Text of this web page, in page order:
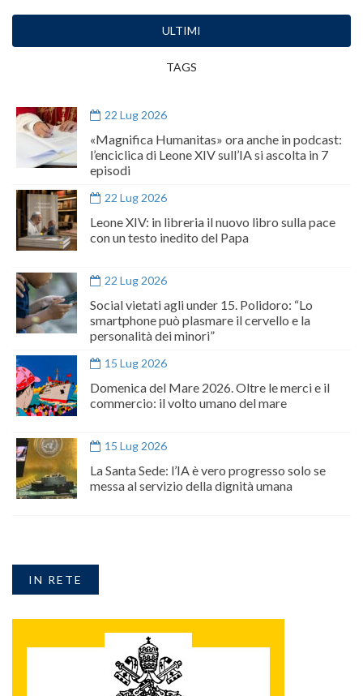
ULTIMI
TAGS
22 Lug 2026
«Magnifica Humanitas» ora anche in podcast:
l’enciclica di Leone XIV sull’IA si ascolta in 7
episodi
22 Lug 2026
Leone XIV: in libreria il nuovo libro sulla pace
con un testo inedito del Papa
22 Lug 2026
Social vietati agli under 15. Polidoro: “Lo
smartphone può plasmare il cervello e la
personalità dei minori”
15 Lug 2026
Domenica del Mare 2026. Oltre le merci e il
commercio: il volto umano del mare
15 Lug 2026
La Santa Sede: l’IA è vero progresso solo se
messa al servizio della dignità umana
IN RETE